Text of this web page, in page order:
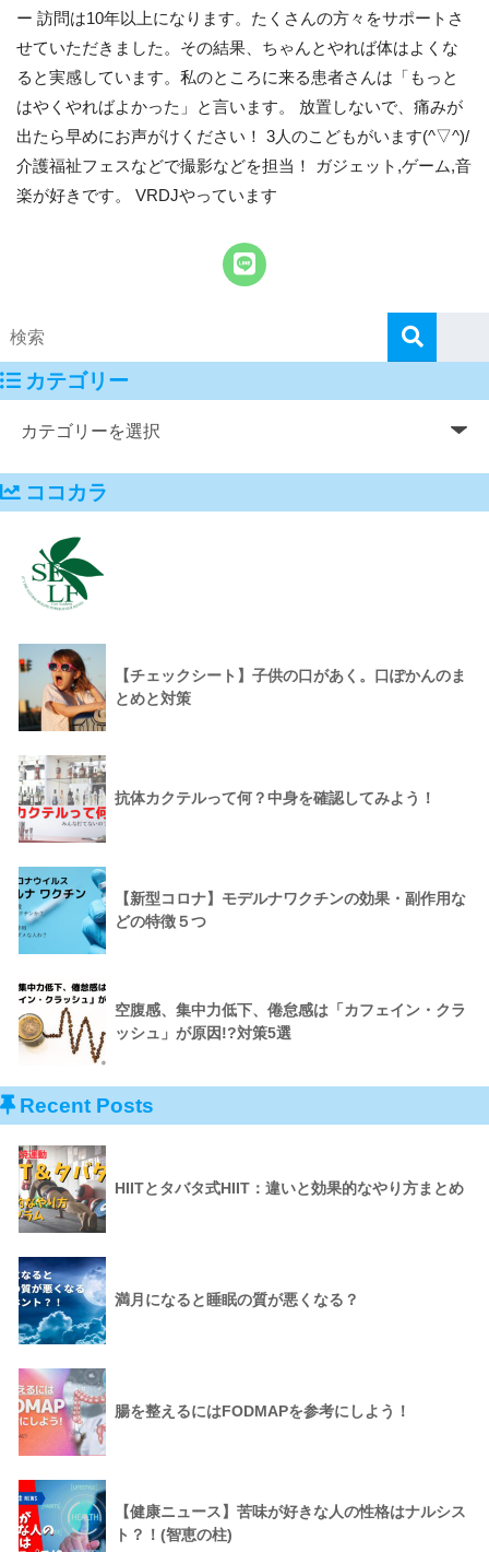
ー 訪問は10年以上になります。たくさんの方々をサポートさ
せていただきました。その結果、ちゃんとやれば体はよくな
ると実感しています。私のところに来る患者さんは「もっと
はやくやればよかった」と言います。 放置しないで、痛みが
出たら早めにお声がけください！ 3人のこどもがいます(^▽^)/
介護福祉フェスなどで撮影などを担当！ ガジェット,ゲーム,音
楽が好きです。 VRDJやっています
カテゴリー
ココカラ
【チェックシート】子供の口があく。口ぽかんのま
とめと対策
抗体カクテルって何？中身を確認してみよう！
【新型コロナ】モデルナワクチンの効果・副作用な
どの特徴５つ
空腹感、集中力低下、倦怠感は「カフェイン・クラ
ッシュ」が原因!?対策5選
Recent Posts
HIITとタバタ式HIIT：違いと効果的なやり方まとめ
満月になると睡眠の質が悪くなる？
腸を整えるにはFODMAPを参考にしよう！
【健康ニュース】苦味が好きな人の性格はナルシス
ト？！(智恵の柱)